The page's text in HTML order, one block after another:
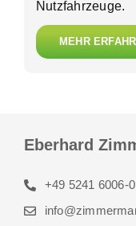
Nutzfahrzeuge.
MEHR
Eberhard
+49 5241 6006-0